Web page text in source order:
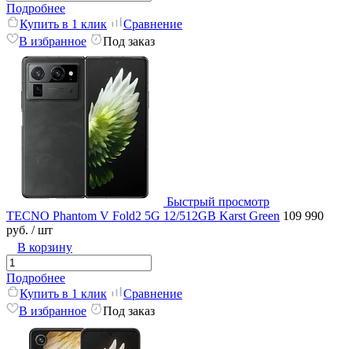
Подробнее
Купить в 1 клик
Сравнение
В избранное
Под заказ
Быстрый просмотр
TECNO Phantom V Fold2 5G 12/512GB Karst Green 109 990
руб. / шт
В корзину
Подробнее
Купить в 1 клик
Сравнение
В избранное
Под заказ